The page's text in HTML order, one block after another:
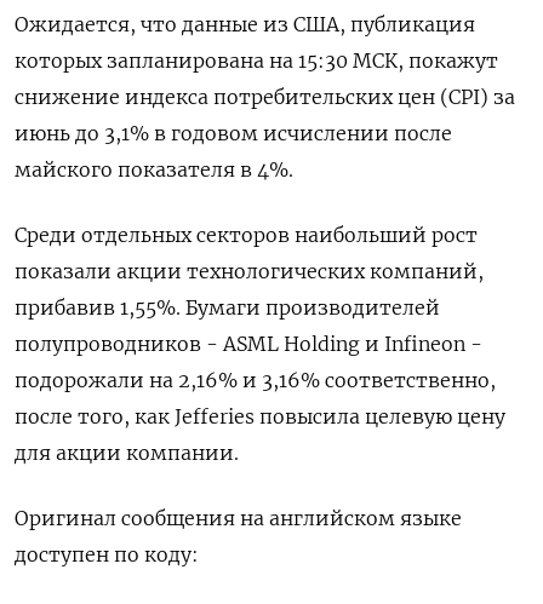
Ожидается, что данные из США, публикация
которых запланирована на 15:30 МСК, покажут
снижение индекса потребительских цен (CPI) за
июнь до 3,1% в годовом исчислении после
майского показателя в 4%.
Среди отдельных секторов наибольший рост
показали акции технологических компаний,
прибавив 1,55%. Бумаги производителей
полупроводников - ASML Holding и Infineon -
подорожали на 2,16% и 3,16% соответственно,
после того, как Jefferies повысила целевую цену
для акции компании.
Оригинал сообщения на английском языке
доступен по коду: